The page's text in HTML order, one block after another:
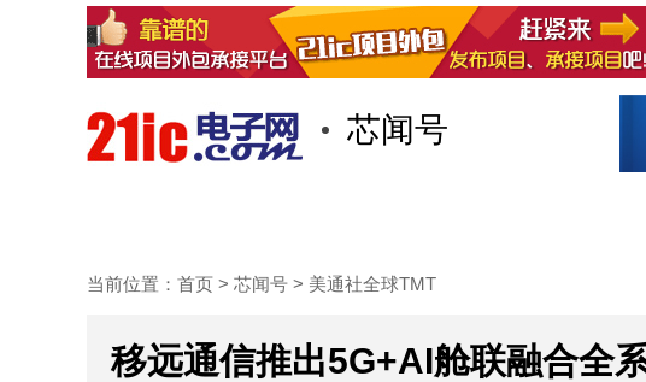
芯闻号
当前位置： 首页 > 芯闻号 > 美通社全球TMT
移远通信推出5G+AI舱联融合全